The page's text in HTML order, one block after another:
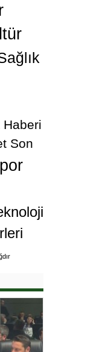
Haberi
Son